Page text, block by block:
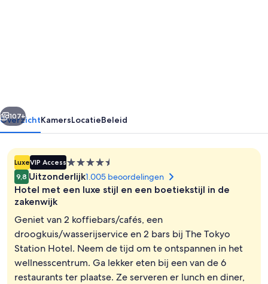
Spa
Volgende
107+
OverzichtKamersLocatieBeleid
LuxeVIP Access4.5-
sterrenaccommodatie
9,8 Uitzonderlijk1.005 beoordelingen
Hotel met een luxe stijl en een boetiekstijl in de
zakenwijk
Geniet van 2 koffiebars/cafés, een
droogkuis/wasserijservice en 2 bars bij The Tokyo
Station Hotel. Neem de tijd om te ontspannen in het
wellnesscentrum. Ga lekker eten bij een van de 6
restaurants ter plaatse. Ze serveren er lunch en diner,